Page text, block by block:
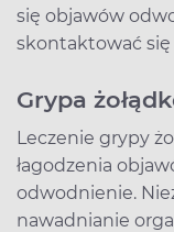
się objawów
skontaktować się
Grypa
Leczenie grypy
łagodzenia
odwodnienie.
nawadnianie